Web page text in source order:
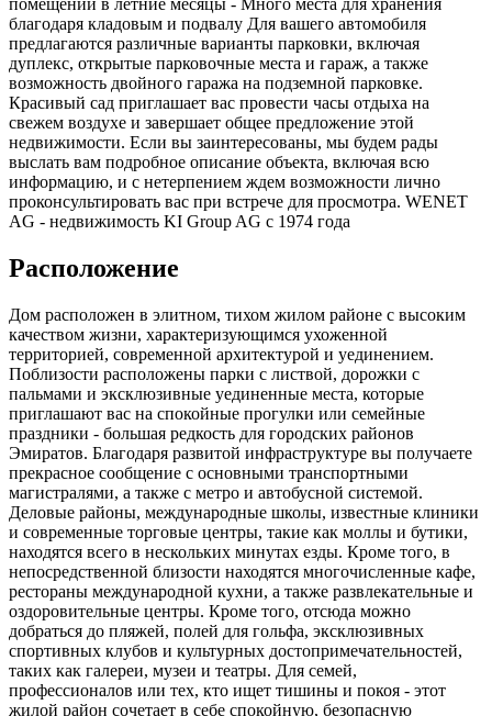
помещении в летние месяцы - Много места для хранения
благодаря кладовым и подвалу Для вашего автомобиля
предлагаются различные варианты парковки, включая
дуплекс, открытые парковочные места и гараж, а также
возможность двойного гаража на подземной парковке.
Красивый сад приглашает вас провести часы отдыха на
свежем воздухе и завершает общее предложение этой
недвижимости. Если вы заинтересованы, мы будем рады
выслать вам подробное описание объекта, включая всю
информацию, и с нетерпением ждем возможности лично
проконсультировать вас при встрече для просмотра. WENET
AG - недвижимость KI Group AG с 1974 года
Расположение
Дом расположен в элитном, тихом жилом районе с высоким
качеством жизни, характеризующимся ухоженной
территорией, современной архитектурой и уединением.
Поблизости расположены парки с листвой, дорожки с
пальмами и эксклюзивные уединенные места, которые
приглашают вас на спокойные прогулки или семейные
праздники - большая редкость для городских районов
Эмиратов. Благодаря развитой инфраструктуре вы получаете
прекрасное сообщение с основными транспортными
магистралями, а также с метро и автобусной системой.
Деловые районы, международные школы, известные клиники
и современные торговые центры, такие как моллы и бутики,
находятся всего в нескольких минутах езды. Кроме того, в
непосредственной близости находятся многочисленные кафе,
рестораны международной кухни, а также развлекательные и
оздоровительные центры. Кроме того, отсюда можно
добраться до пляжей, полей для гольфа, эксклюзивных
спортивных клубов и культурных достопримечательностей,
таких как галереи, музеи и театры. Для семей,
профессионалов или тех, кто ищет тишины и покоя - этот
жилой район сочетает в себе спокойную, безопасную